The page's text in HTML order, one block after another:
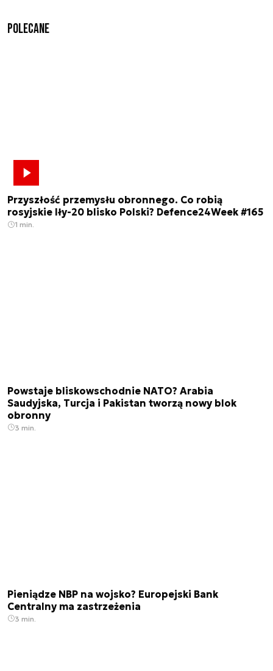
Polecane
Przyszłość przemysłu obronnego. Co robią
rosyjskie Iły-20 blisko Polski? Defence24Week #165
1 min.
Powstaje bliskowschodnie NATO? Arabia
Saudyjska, Turcja i Pakistan tworzą nowy blok
obronny
3 min.
Pieniądze NBP na wojsko? Europejski Bank
Centralny ma zastrzeżenia
3 min.